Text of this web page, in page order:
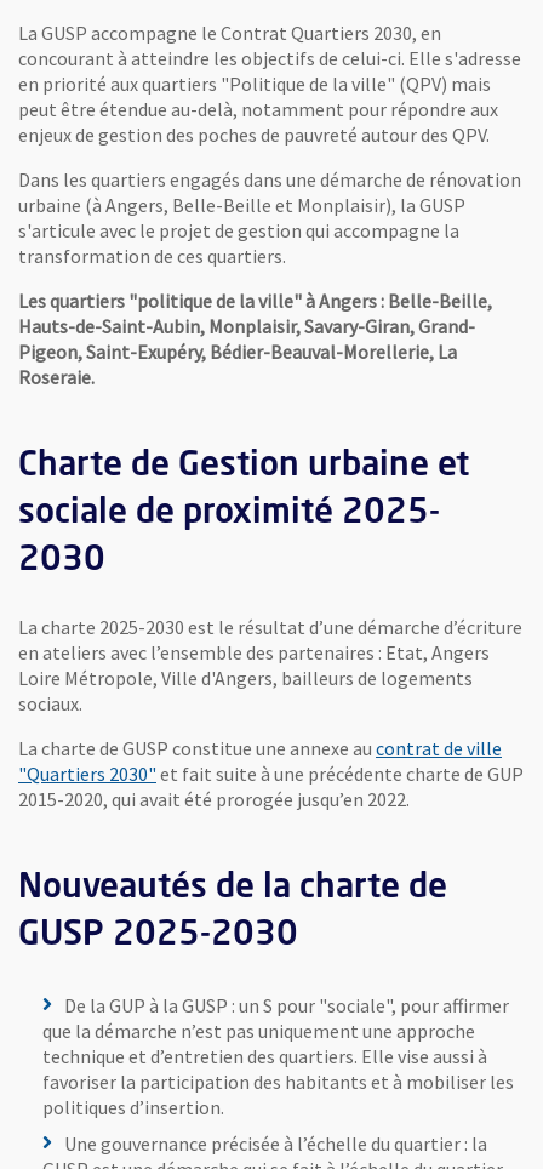
La GUSP accompagne le Contrat Quartiers 2030, en
concourant à atteindre les objectifs de celui-ci. Elle s'adresse
en priorité aux quartiers "Politique de la ville" (QPV) mais
peut être étendue au-delà, notamment pour répondre aux
enjeux de gestion des poches de pauvreté autour des QPV.
Dans les quartiers engagés dans une démarche de rénovation
urbaine (à Angers, Belle-Beille et Monplaisir), la GUSP
s'articule avec le projet de gestion qui accompagne la
transformation de ces quartiers.
Les quartiers "politique de la ville" à Angers : Belle-Beille,
Hauts-de-Saint-Aubin, Monplaisir, Savary-Giran, Grand-
Pigeon, Saint-Exupéry, Bédier-Beauval-Morellerie, La
Roseraie.
Charte de Gestion urbaine et
sociale de proximité 2025-
2030
La charte 2025-2030 est le résultat d’une démarche d’écriture
en ateliers avec l’ensemble des partenaires : Etat, Angers
Loire Métropole, Ville d'Angers, bailleurs de logements
sociaux.
La charte de GUSP constitue une annexe au contrat de ville
"Quartiers 2030" , Ouvre une nouvelle fenêtre
et fait suite à une précédente charte de GUP
2015-2020, qui avait été prorogée jusqu’en 2022.
Nouveautés de la charte de
GUSP 2025-2030
De la GUP à la GUSP : un S pour "sociale", pour affirmer
que la démarche n’est pas uniquement une approche
technique et d’entretien des quartiers. Elle vise aussi à
favoriser la participation des habitants et à mobiliser les
politiques d’insertion.
Une gouvernance précisée à l’échelle du quartier : la